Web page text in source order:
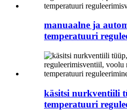
manuaalne ja
temperatuuri
käsitsi nurkventiili
temperatuuri